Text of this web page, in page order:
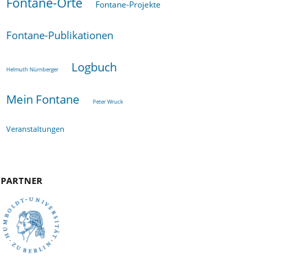
Fontane-Projekte
Fontane-Publikationen
Helmuth Nürnberger Logbuch
Mein Fontane Peter Wruck
Veranstaltungen
PARTNER